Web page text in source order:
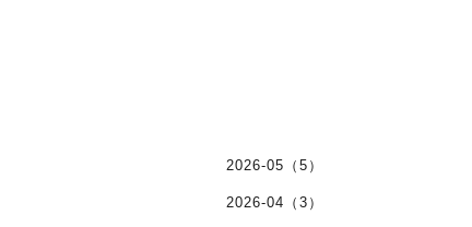
2026-05（5）
2026-04（3）